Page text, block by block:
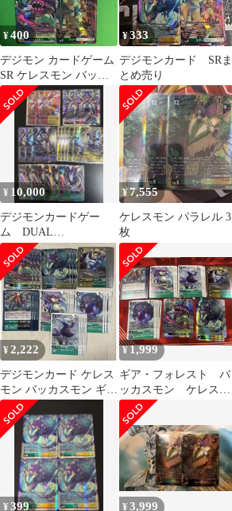
¥400
デジモン カードゲーム
SR ケレスモン バッカ
スモン リブートモン
BT25 DUAL
REVOLUTION デジタ
ルモンスター デジカ
¥333
デジモンカード SRま
とめ売り
¥ 10,000
デジモンカードゲー
ム DUAL
REVOLUTIONまとめ売
り パラレル含
¥7,555
ケレスモン パラレル 3
枚
¥2,222
デジモンカード ケレス
モン バッカスモン ギ
ア・フォレスト 関連 デ
ッキパーツ
¥1,999
ギア・フォレスト バ
ッカスモン ケレスモ
ン
¥399 ¥3,999